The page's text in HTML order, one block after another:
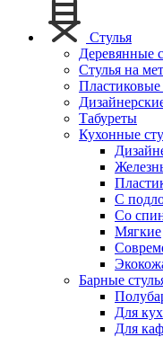
Стулья
Деревянные
Стулья на
Пластиковые
Табуреты
Кухонные
С
Со
Мягкие
Барные
Для
Для